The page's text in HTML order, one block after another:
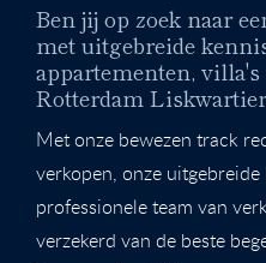
Ben jij op zoek naar
met uitgebreide
appartementen,
Rotterdam Liskwartier
Met onze bewezen track
verkopen, onze
professionele team van
verzekerd van de beste